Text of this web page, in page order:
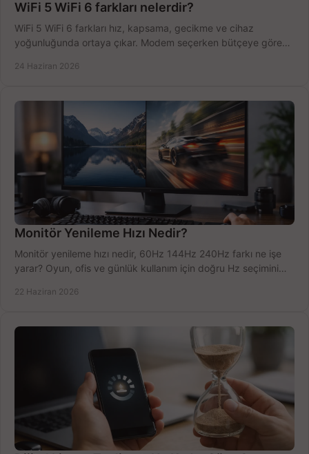
WiFi 5 WiFi 6 farkları nelerdir?
WiFi 5 WiFi 6 farkları hız, kapsama, gecikme ve cihaz
yoğunluğunda ortaya çıkar. Modem seçerken bütçeye göre
24 Haziran 2026
Monitör Yenileme Hızı Nedir?
Monitör yenileme hızı nedir, 60Hz 144Hz 240Hz farkı ne işe
yarar? Oyun, ofis ve günlük kullanım için doğru Hz seçimini
22 Haziran 2026